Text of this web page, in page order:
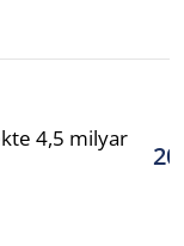
4,5 milyar